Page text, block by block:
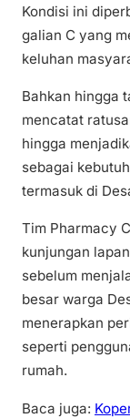
Kondisi ini
galian C yang
keluhan
Bahkan hingga
mencatat
hingga
sebagai
termasuk di
Tim Pharmacy
kunjungan
sebelum
besar warga
menerapkan
seperti
rumah.
Baca juga: